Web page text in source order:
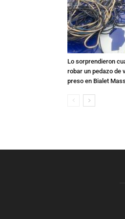
Lo sorprendieron
robar un pedazo de
preso en Bialet